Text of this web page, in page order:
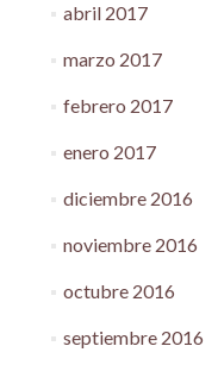
abril 2017
marzo 2017
febrero 2017
enero 2017
diciembre 2016
noviembre 2016
octubre 2016
septiembre 2016